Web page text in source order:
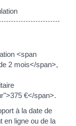
<span
2 mois</span>,
€</span>.
à la date de
en ligne ou de la